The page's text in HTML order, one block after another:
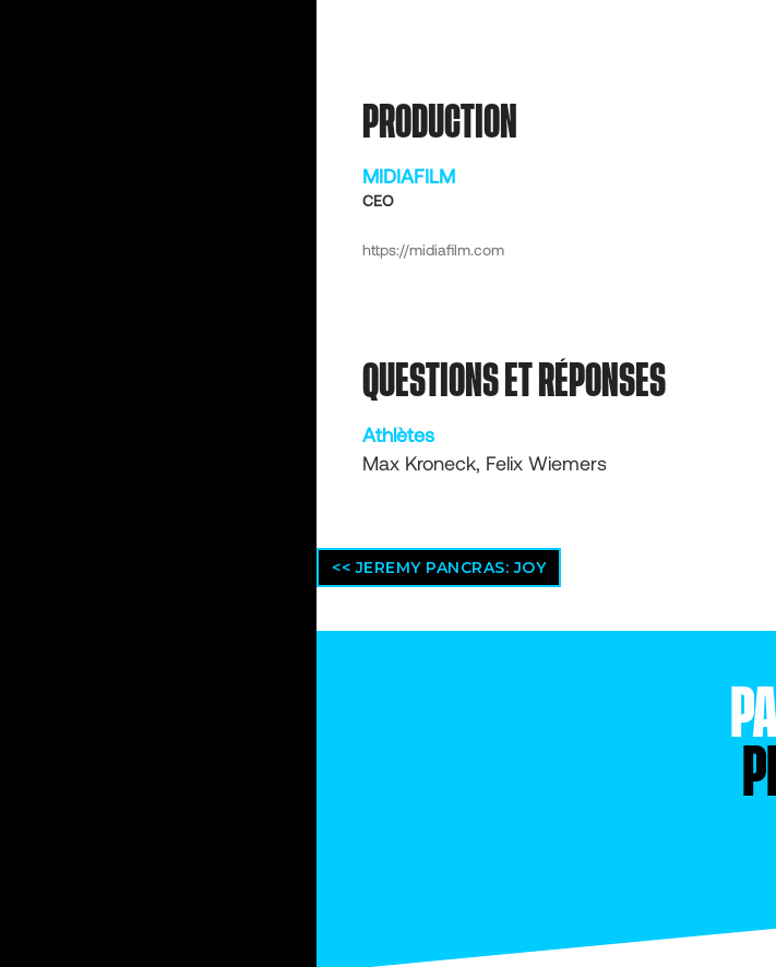
PRODUCTION
MIDIAFILM
CEO
https://midiafilm.com
QUESTIONS ET RÉPONSES
Athlètes
Max Kroneck, Felix Wiemers
<< JEREMY PANCRAS: JOY